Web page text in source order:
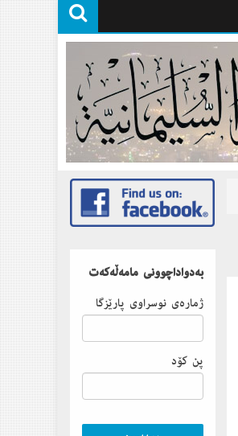
بەدواداچوونى مامەڵەكەت
ژمارەى نوسراوى پارێزگا
پن كۆد